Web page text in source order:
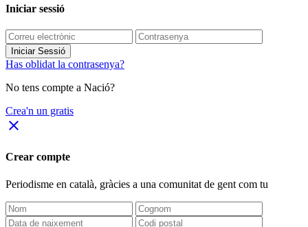
Iniciar sessió
Iniciar Sessió
Has oblidat la contrasenya?
No tens compte a Nació?
Crea'n un gratis
close
Crear compte
Periodisme en català, gràcies a una comunitat de gent com tu